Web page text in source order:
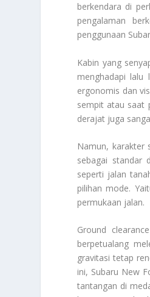
berkendara di
pengalaman
penggunaan
Kabin yang
menghadapi
ergonomis dan
sempit atau saat
derajat juga
Namun, karakter
sebagai standar
seperti jalan
pilihan mode.
permukaan jalan.
Ground
berpetualang
gravitasi tetap
ini, Subaru New
tantangan di